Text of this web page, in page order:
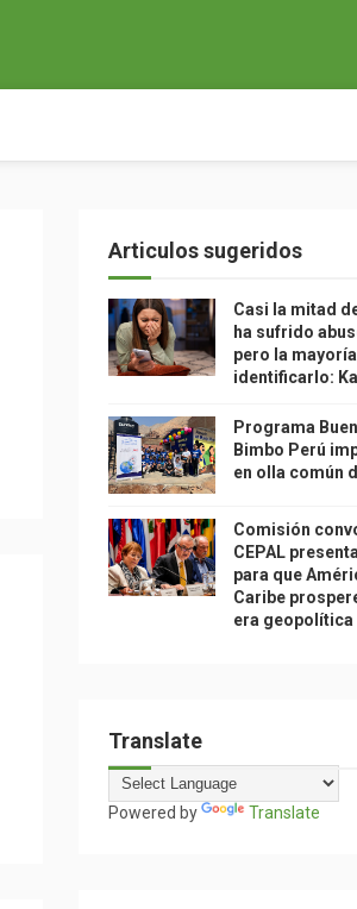
Articulos sugeridos
Casi la mitad
ha sufrido
pero la
identificarlo:
Programa
Bimbo Perú
en olla común
Comisión
CEPAL
para que
Caribe
era geopolítica
Translate
Powered by Translate